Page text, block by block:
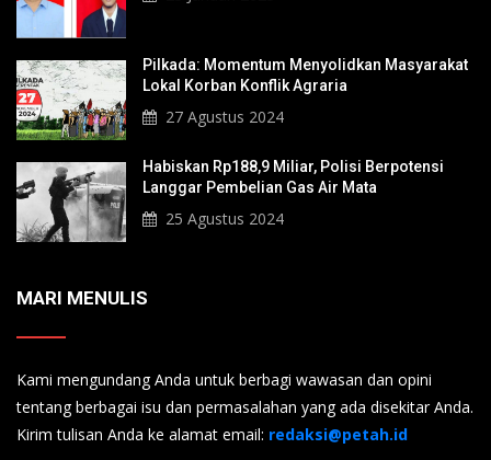
Pilkada: Momentum Menyolidkan Masyarakat
Lokal Korban Konflik Agraria
27 Agustus 2024
Habiskan Rp188,9 Miliar, Polisi Berpotensi
Langgar Pembelian Gas Air Mata
25 Agustus 2024
MARI MENULIS
Kami mengundang Anda untuk berbagi wawasan dan opini
tentang berbagai isu dan permasalahan yang ada disekitar Anda.
Kirim tulisan Anda ke alamat email: redaksi@petah.id